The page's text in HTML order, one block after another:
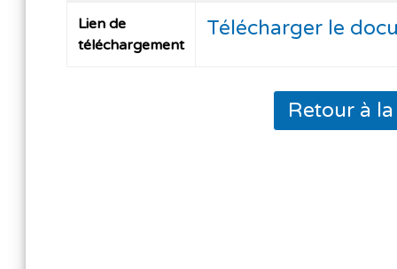
Lien de
téléchargement
Télécharger le
Retour à